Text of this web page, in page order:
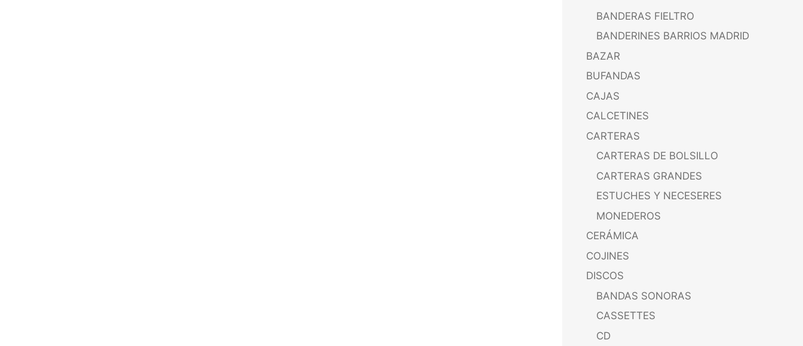
BANDERAS FIELTRO
BANDERINES BARRIOS MADRID
BAZAR
BUFANDAS
CAJAS
CALCETINES
CARTERAS
CARTERAS DE BOLSILLO
CARTERAS GRANDES
ESTUCHES Y NECESERES
MONEDEROS
CERÁMICA
COJINES
DISCOS
BANDAS SONORAS
CASSETTES
CD